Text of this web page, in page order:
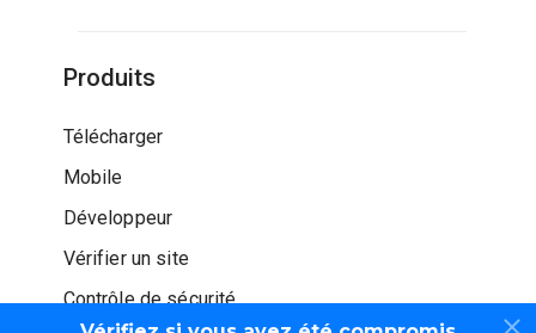
Produits
Télécharger
Mobile
Développeur
Vérifier un site
Contrôle de sécurité